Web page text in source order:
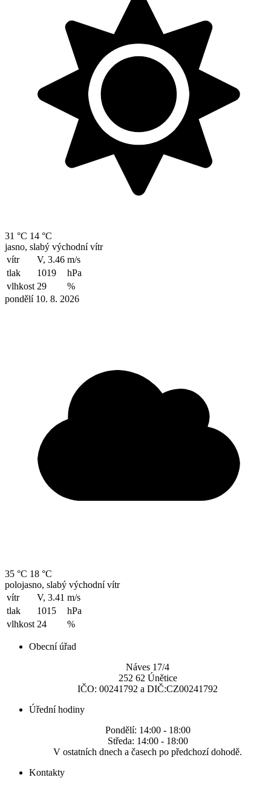
31 °C 14 °C
jasno, slabý východní vítr
vítr
V, 3.46 m/s
tlak
1019
hPa
vlhkost 29
%
pondělí 10. 8. 2026
35 °C 18 °C
polojasno, slabý východní vítr
vítr
V, 3.41 m/s
tlak
1015
hPa
vlhkost 24 %
Obecní úřad
Náves 17/4
252 62 Únětice
IČO: 00241792 a DIČ:CZ00241792
Úřední hodiny
Pondělí: 14:00 - 18:00
Středa: 14:00 - 18:00
V ostatních dnech a časech po předchozí dohodě.
Kontakty